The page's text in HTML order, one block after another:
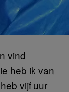
vind
heb ik van
vijf uur